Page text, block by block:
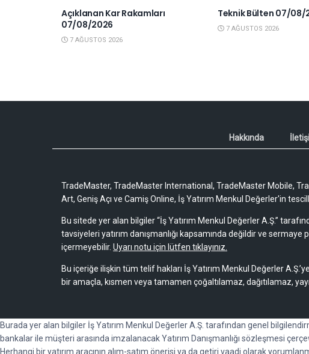
Açıklanan Kar Rakamları
07/08/2026
7 AĞUSTOS 2026
Teknik Bülten 07/08/
7 AĞUSTOS 2026
Hakkında
TradeMaster, TradeMaster International, TradeMaster Mobile,
Art, Geniş Açı ve Camiş Online, İş Yatırım Menkul Değerler'in
Bu sitede yer alan bilgiler “İş Yatırım Menkul Değerler A.Ş.”
tavsiyeleri yatırım danışmanlığı kapsamında değildir ve sermaye
içermeyebilir. Uyarı notu için lütfen tıklayınız.
Bu içeriğe ilişkin tüm telif hakları İş Yatırım Menkul Değerler
bir amaçla, kısmen veya tamamen çoğaltılamaz, dağıtılamaz,
Burada yer alan bilgiler İş Yatırım Menkul Değerler A.Ş. tarafından genel
bankalar ile müşteri arasında imzalanacak Yatırım Danışmanlığı sözleşmesi
Herhangi bir yatırım aracının alım-satım önerisi ya da getiri vaadi olarak